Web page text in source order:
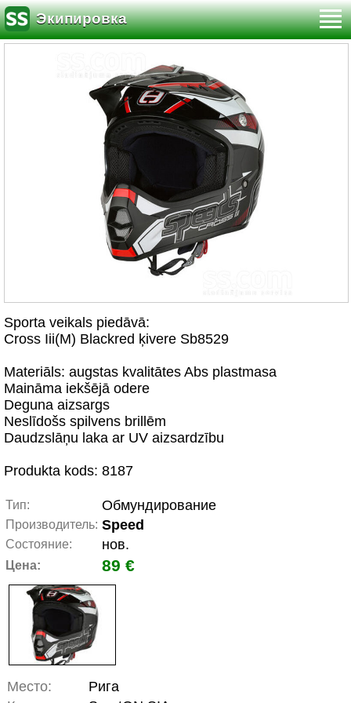
Экипировка
Sporta veikals piedāvā:
Cross Iii(M) Blackred ķivere Sb8529
Materiāls: augstas kvalitātes Abs plastmasa
Maināma iekšējā odere
Deguna aizsargs
Neslīdošs spilvens brillēm
Daudzslāņu laka ar UV aizsardzību
Produkta kods: 8187
Тип: Обмундирование
Производитель: Speed
Состояние: нов.
Цена: 89 €
Место:
Рига